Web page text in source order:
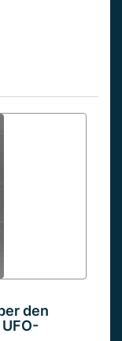
den